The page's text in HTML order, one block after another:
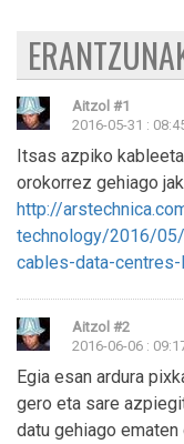
Aitzol #1
2016-05-31 :
Itsas azpiko
orokorrez gehiago
http://
technology/2016/
cables-data-
Aitzol #2
2016-06-06 :
Egia esan ardura
gero eta sare
datu gehiago